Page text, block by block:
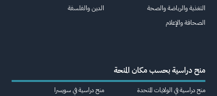
التغذية والرياضة والصحة
الصحافة والإعلام
الدين والفلسفة
منح دراسية بحسب مكان المنحة
منح دراسية في الولايات المتحدة
منح دراسية في سويسرا